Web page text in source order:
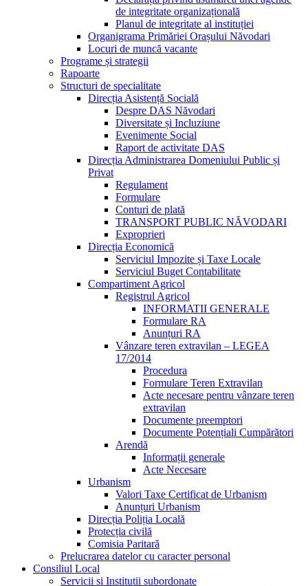
de integritate organizațională
Planul de integritate al instituției
Organigrama Primăriei Orașului Năvodari
Locuri de muncă vacante
Programe și strategii
Rapoarte
Structuri de specialitate
Direcția Asistență Socială
Despre DAS Năvodari
Diversitate și Incluziune
Evenimente Social
Raport de activitate DAS
Direcția Administrarea Domeniului Public și
Privat
Regulament
Formulare
Conturi de plată
TRANSPORT PUBLIC NĂVODARI
Exproprieri
Direcția Economică
Serviciul Impozite și Taxe Locale
Serviciul Buget Contabilitate
Compartiment Agricol
Registrul Agricol
INFORMATII GENERALE
Formulare RA
Anunțuri RA
Vânzare teren extravilan – LEGEA
17/2014
Procedura
Formulare Teren Extravilan
Acte necesare pentru vânzare teren
extravilan
Documente preemptori
Documente Potențiali Cumpărători
Arendă
Informații generale
Acte Necesare
Urbanism
Valori Taxe Certificat de Urbanism
Anunțuri Urbanism
Direcția Poliția Locală
Protecția civilă
Comisia Paritară
Prelucrarea datelor cu caracter personal
Consiliul Local
Servicii si Institutii subordonate